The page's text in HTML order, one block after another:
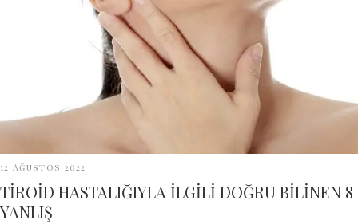
12 Ağustos 2022
TİROİD HASTALIĞIYLA İLGİLİ DOĞRU BİLİNEN 8
YANLIŞ